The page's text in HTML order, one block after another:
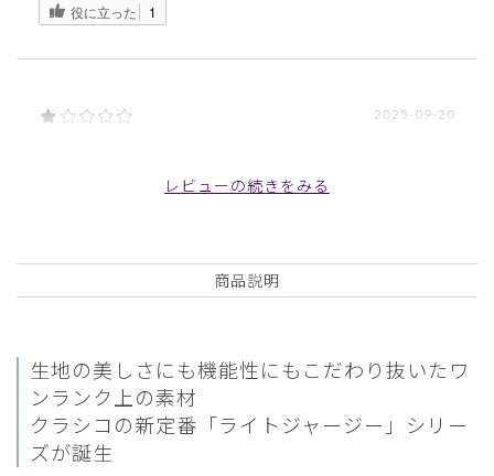
役に立った 1
2025-09-20
商品：M04レディース白衣:ライトジャージーコート/
レビューの続きをみる
商品説明
生地の美しさにも機能性にもこだわり抜いたワ
ンランク上の素材
クラシコの新定番「ライトジャージー」シリー
ズが誕生